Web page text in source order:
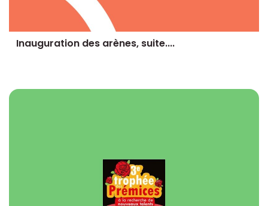
Inauguration des arènes, suite....